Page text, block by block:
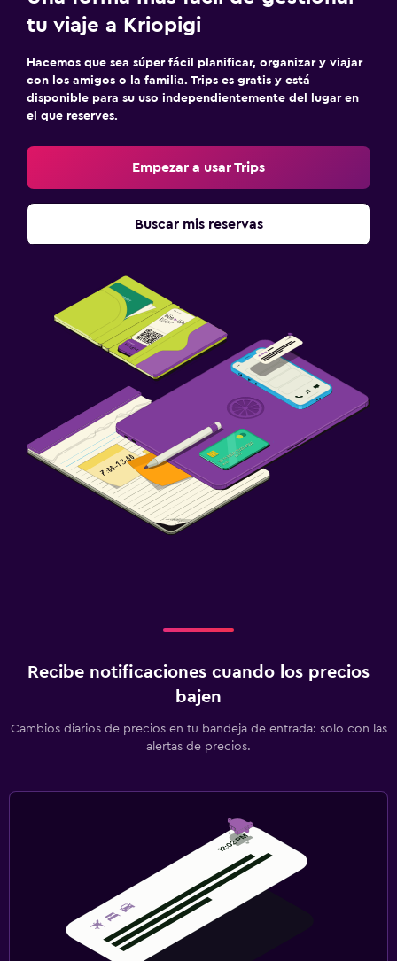
tu viaje a Kriopigi
Hacemos que sea súper fácil planificar, organizar y viajar
con los amigos o la familia. Trips es gratis y está
disponible para su uso independientemente del lugar en
el que reserves.
Empezar a usar Trips
Buscar mis reservas
Recibe notificaciones cuando los precios
bajen
Cambios diarios de precios en tu bandeja de entrada: solo con las
alertas de precios.